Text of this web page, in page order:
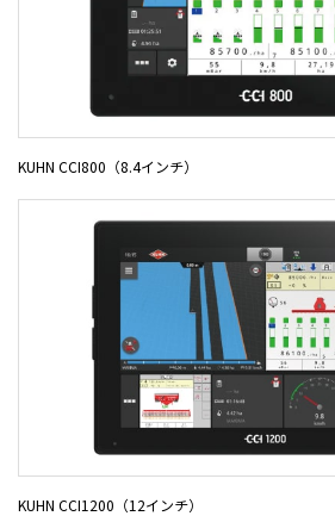
KUHN CCI800（8.4インチ）
KUHN CCI1200（12インチ）